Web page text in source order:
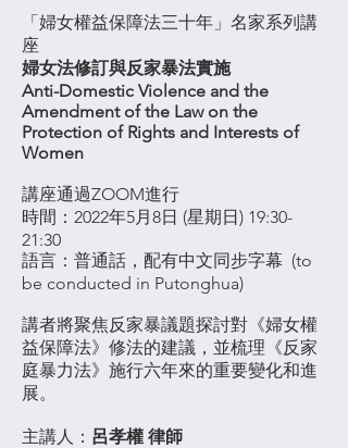
「婦女權益保障法三十年」名家系列講
座
婦女法修訂與反家暴法實施
Anti-Domestic Violence and the
Amendment of the Law on the
Protection of Rights and Interests of
Women
講座通過ZOOM進行
時間：2022年5月8日 (星期日) 19:30-
21:30
語言：普通話，配有中文同步字幕 (to
be conducted in Putonghua)
講者將聚焦反家暴議題探討對《婦女權
益保障法》修法的建議，並梳理《反家
庭暴力法》施行六年來的重要變化和進
展。
主講人： 呂孝權 律師